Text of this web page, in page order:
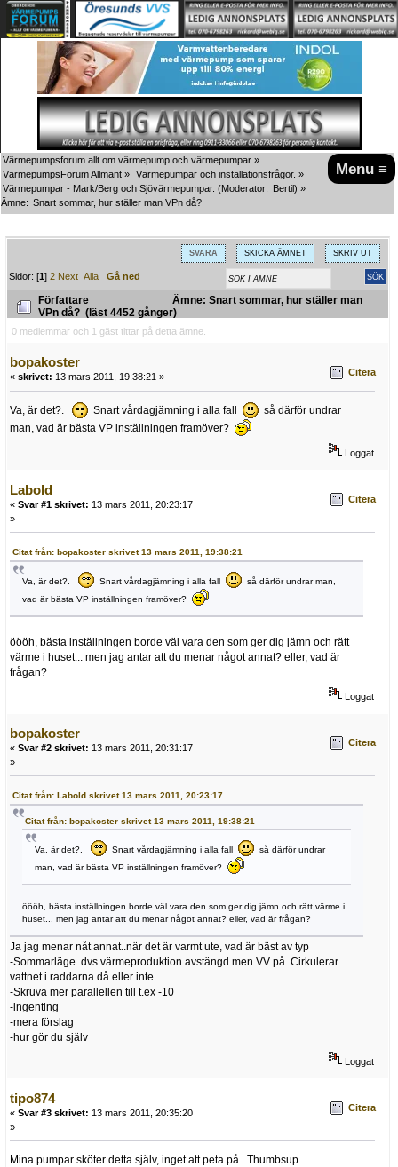
Menu ≡
Värmepumpsforum allt om värmepump och värmepumpar »
VärmepumpsForum Allmänt » Värmepumpar och installationsfrågor. »
Värmepumpar - Mark/Berg och Sjövärmepumpar. (Moderator: Bertil) »
Ämne: Snart sommar, hur ställer man VPn då?
SVARA SKICKA ÄMNET SKRIV UT
Sidor: [1]2 Next Alla Gå ned
Författare
Ämne: Snart sommar, hur ställer man
VPn då? (läst 4452 gånger)
0 medlemmar och 1 gäst tittar på detta ämne.
bopakoster
« skrivet: 13 mars 2011, 19:38:21 » Citera
Va, är det?. Snart vårdagjämning i alla fall
så därför undrar
man, vad är bästa VP inställningen framöver?
Loggat
Labold
« Svar #1 skrivet: 13 mars 2011, 20:23:17
»
Citera
Citat från: bopakoster skrivet 13 mars 2011, 19:38:21
Va, är det?. Snart vårdagjämning i alla fall
så därför undrar man,
vad är bästa VP inställningen framöver?
öööh, bästa inställningen borde väl vara den som ger dig jämn och rätt
värme i huset... men jag antar att du menar något annat? eller, vad är
frågan?
Loggat
bopakoster
« Svar #2 skrivet: 13 mars 2011, 20:31:17
»
Citera
Citat från: Labold skrivet 13 mars 2011, 20:23:17
Citat från: bopakoster skrivet 13 mars 2011, 19:38:21
Va, är det?. Snart vårdagjämning i alla fall
så därför undrar
man, vad är bästa VP inställningen framöver?
öööh, bästa inställningen borde väl vara den som ger dig jämn och rätt värme i
huset... men jag antar att du menar något annat? eller, vad är frågan?
Ja jag menar nåt annat..när det är varmt ute, vad är bäst av typ
-Sommarläge dvs värmeproduktion avstängd men VV på. Cirkulerar
vattnet i raddarna då eller inte
-Skruva mer parallellen till t.ex -10
-ingenting
-mera förslag
-hur gör du själv
Loggat
tipo874
« Svar #3 skrivet: 13 mars 2011, 20:35:20
»
Citera
Mina pumpar sköter detta själv, inget att peta på. Thumbsup